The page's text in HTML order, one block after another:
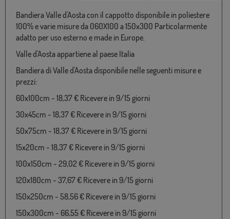
Bandiera Valle d'Aosta con il cappotto disponibile in poliestere
100% e varie misure da 060X100 a 150x300 Particolarmente
adatto per uso esterno e made in Europe.
Valle d'Aosta appartiene al paese Italia
Bandiera di Valle d'Aosta disponibile nelle seguenti misure e
prezzi:
60x100cm - 18,37 € Ricevere in 9/15 giorni
30x45cm - 18,37 € Ricevere in 9/15 giorni
50x75cm - 18,37 € Ricevere in 9/15 giorni
15x20cm - 18,37 € Ricevere in 9/15 giorni
100x150cm - 29,02 € Ricevere in 9/15 giorni
120x180cm - 37,67 € Ricevere in 9/15 giorni
150x250cm - 58,56 € Ricevere in 9/15 giorni
150x300cm - 66,55 € Ricevere in 9/15 giorni